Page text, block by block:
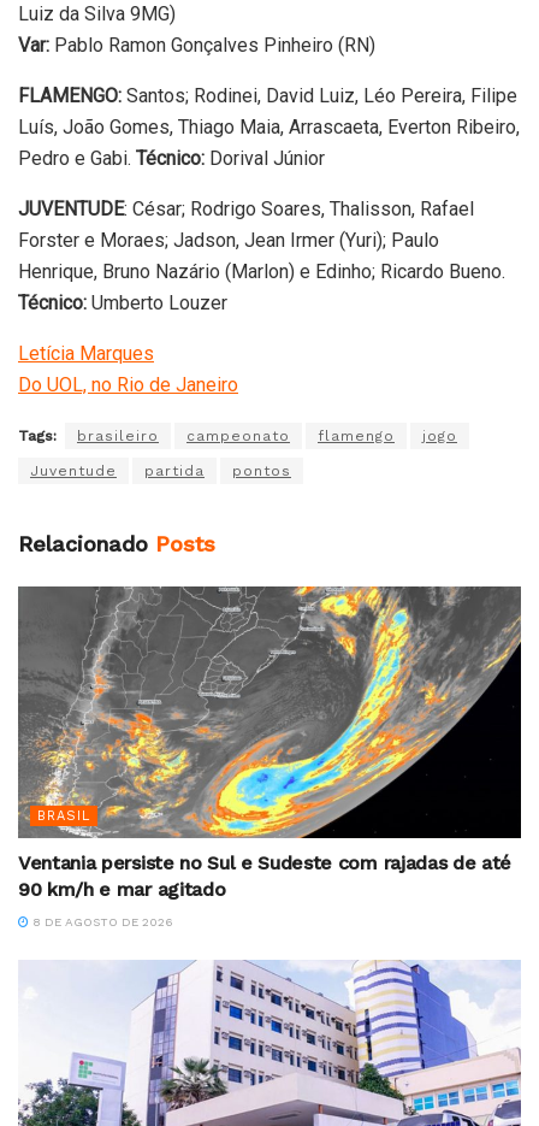
Luiz da Silva 9MG)
Var: Pablo Ramon Gonçalves Pinheiro (RN)
FLAMENGO: Santos; Rodinei, David Luiz, Léo Pereira, Filipe
Luís, João Gomes, Thiago Maia, Arrascaeta, Everton Ribeiro,
Pedro e Gabi. Técnico: Dorival Júnior
JUVENTUDE: César; Rodrigo Soares, Thalisson, Rafael
Forster e Moraes; Jadson, Jean Irmer (Yuri); Paulo
Henrique, Bruno Nazário (Marlon) e Edinho; Ricardo Bueno.
Técnico: Umberto Louzer
Letícia Marques
Do UOL, no Rio de Janeiro
Tags: brasileiro campeonato flamengo jogo
Juventude partida pontos
Relacionado Posts
BRASIL
Ventania persiste no Sul e Sudeste com rajadas de até
90 km/h e mar agitado
8 DE AGOSTO DE 2026